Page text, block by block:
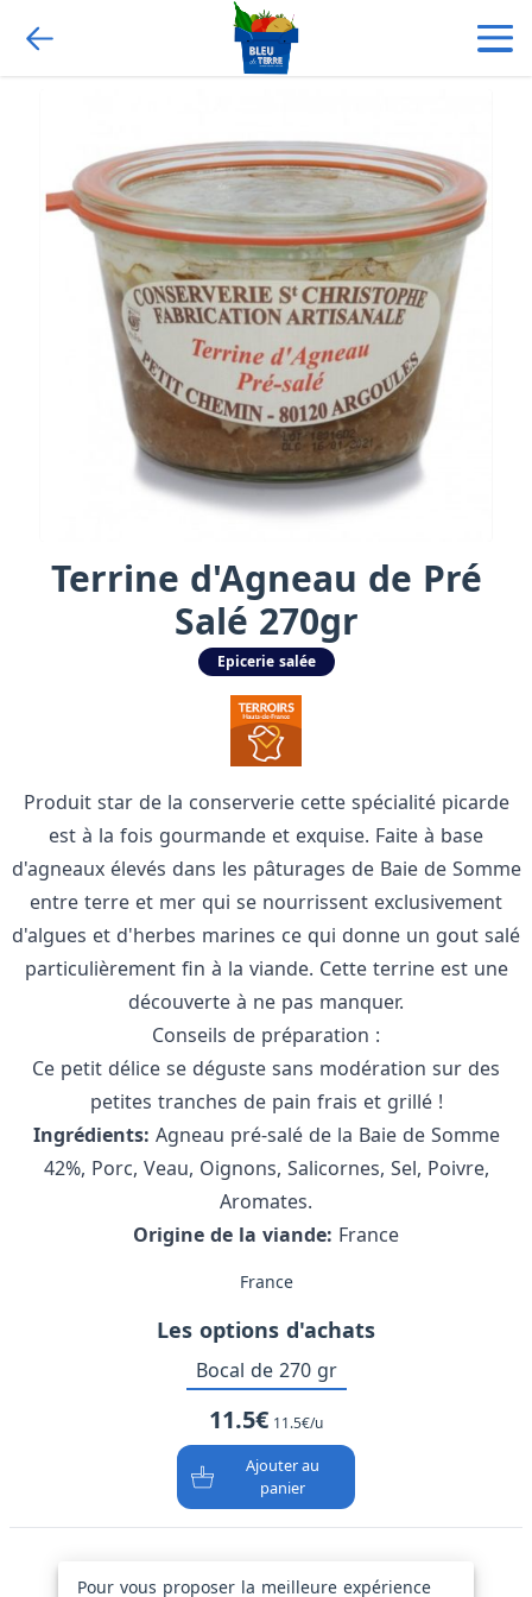
Pour vous proposer la meilleure expérience
Terrine d'Agneau de Pré
Salé 270gr
Epicerie salée
Produit star de la conserverie cette spécialité picarde
est à la fois gourmande et exquise. Faite à base
d'agneaux élevés dans les pâturages de Baie de Somme
entre terre et mer qui se nourrissent exclusivement
d'algues et d'herbes marines ce qui donne un gout salé
particulièrement fin à la viande. Cette terrine est une
découverte à ne pas manquer.
Conseils de préparation :
Ce petit délice se déguste sans modération sur des
petites tranches de pain frais et grillé !
Ingrédients: Agneau pré-salé de la Baie de Somme
42%, Porc, Veau, Oignons, Salicornes, Sel, Poivre,
Aromates.
Origine de la viande: France
France
Les options d'achats
Bocal de 270 gr
11.5€ 11.5€/u
Ajouter au
panier
Le producteur